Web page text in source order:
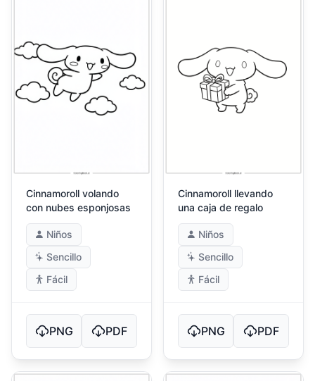
Cinnamoroll volando
con nubes esponjosas
Niños
Sencillo
Fácil
PNG PDF
Cinnamoroll llevando
una caja de regalo
Niños
Sencillo
Fácil
PNG PDF